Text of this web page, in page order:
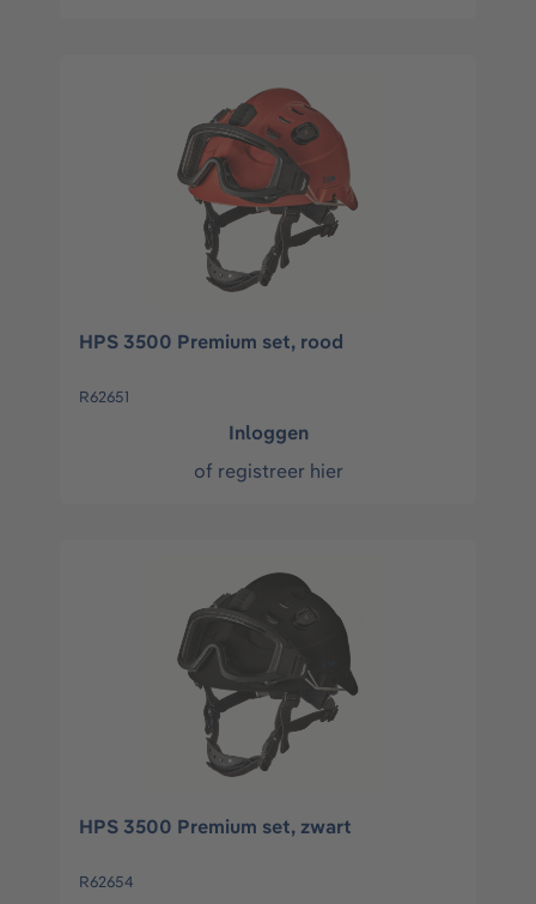
HPS 3500 Premium set, rood
R62651
Inloggen
of registreer hier
HPS 3500 Premium set, zwart
R62654